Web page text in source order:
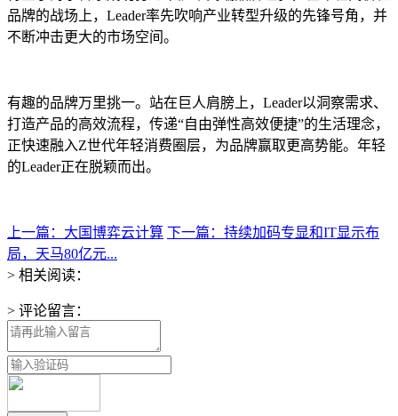
品牌的战场上，Leader率先吹响产业转型升级的先锋号角，并
不断冲击更大的市场空间。
有趣的品牌万里挑一。站在巨人肩膀上，Leader以洞察需求、
打造产品的高效流程，传递“自由弹性高效便捷”的生活理念，
正快速融入Z世代年轻消费圈层，为品牌赢取更高势能。年轻
的Leader正在脱颖而出。
上一篇：大国博弈云计算 下一篇：持续加码专显和IT显示布
局，天马80亿元...
> 相关阅读：
> 评论留言：